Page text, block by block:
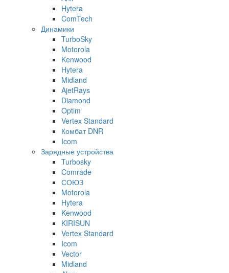
Hytera
ComTech
Динамики
TurboSky
Motorola
Kenwood
Hytera
Midland
AjetRays
Diamond
Optim
Vertex Standard
Комбат DNR
Icom
Зарядные устройства
Turbosky
Comrade
СОЮЗ
Motorola
Hytera
Kenwood
KIRISUN
Vertex Standard
Icom
Vector
Midland